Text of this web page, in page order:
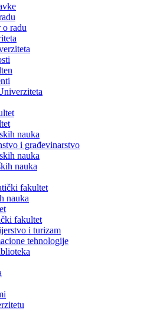
radu
nauka
i građevinarstvo
nauka
nauka
fakultet
nauka
fakultet
i turizam
tehnologije